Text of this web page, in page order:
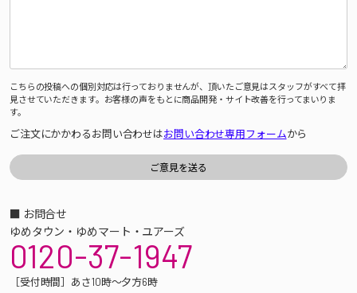
こちらの投稿への個別対応は行っておりませんが、頂いたご意見はスタッフがすべて拝
見させていただきます。お客様の声をもとに商品開発・サイト改善を行ってまいりま
す。
ご注文にかかわるお問い合わせはお問い合わせ専用フォームから
■ お問合せ
ゆめタウン・ゆめマート・ユアーズ
0120-37-1947
［受付時間］あさ10時～夕方6時